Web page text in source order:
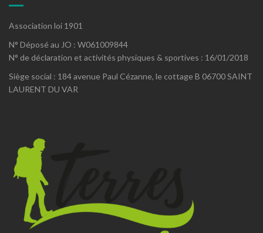
Association loi 1901
N° Déposé au JO : W061009844
N° de déclaration et activités physiques & sportives : 16/01/2018
Siège social : 184 avenue Paul Cézanne, le cottage B 06700 SAINT
LAURENT DU VAR